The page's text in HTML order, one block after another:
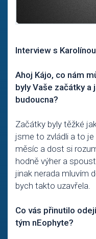
Interview s
Ahoj Kájo, co nám
byly Vaše začátky a
budoucna?
Začátky byly těžké
jsme to zvládli a to
měsíc a dost si
hodně výher a
jinak nerada mluvím
bych takto uzavřela.
Co vás přinutilo
tým nEophyte?